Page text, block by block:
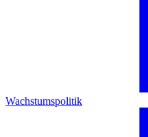
Wachstumspolitik